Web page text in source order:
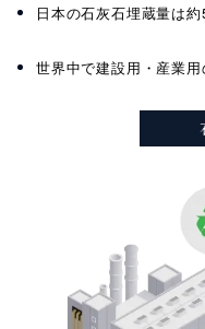
日本の石灰石埋蔵量は
世界中で建設用・産業用